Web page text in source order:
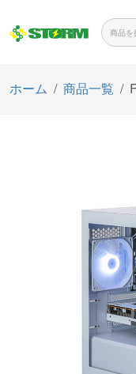
ホーム 商品一覧